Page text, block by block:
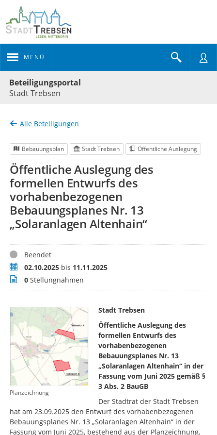
MENÜ
Beteiligungsportal
Stadt Trebsen
Alle Beteiligungen
Bebauungsplan Stadt Trebsen Öffentliche Auslegung
Öffentliche Auslegung des
formellen Entwurfs des
vorhabenbezogenen
Bebauungsplanes Nr. 13
„Solaranlagen Altenhain“
StatusBeendet
Zeitraum02.10.2025 bis 11.11.2025
Stellungnahmen
0 Stellungnahmen
Planzeichnung
Stadt Trebsen
Öffentliche Auslegung des
formellen Entwurfs des
vorhabenbezogenen
Bebauungsplanes Nr. 13
„Solaranlagen Altenhain“ in der
Fassung vom Juni 2025 gemäß §
3 Abs. 2 BauGB
Der Stadtrat der Stadt Trebsen
hat am 23.09.2025 den Entwurf des vorhabenbezogenen
Bebauungsplanes Nr. 13 „Solaranlagen Altenhain“ in der
Fassung vom Juni 2025, bestehend aus der Planzeichnung,